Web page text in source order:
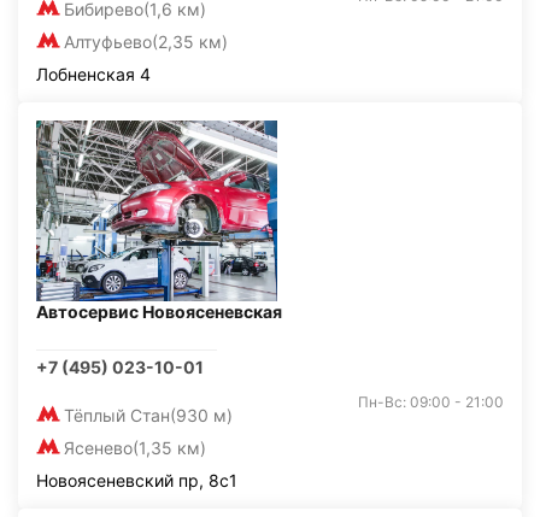
Бибирево(1,6 км)
Алтуфьево(2,35 км)
Лобненская 4
Автосервис Новоясеневская
+7 (495) 023-10-01
Тёплый Стан(930 м)
Ясенево(1,35 км)
Пн-Вс: 09:00 - 21:00
Новоясеневский пр, 8с1